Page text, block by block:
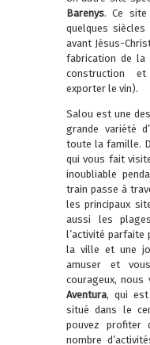
Barenys. Ce site
quelques
avant Jésus-
fabrication de la
construction
exporter le vin).
Salou est une
grande variété
toute la famille.
qui vous fait
inoubliable
train passe à
les principaux
aussi les
l’activité parfaite
la ville et une
amuser et
courageux, nous
Aventura, qui est
situé dans le
pouvez profiter
nombre